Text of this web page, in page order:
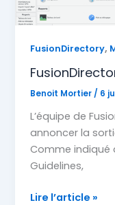
FusionDirectory,
Benoit Mortier / 6
L’équipe de
annoncer la
Comme indiqué
Guidelines,
FusionDirectory
Lire l’article »